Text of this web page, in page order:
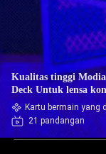
Kualitas tinggi
Deck Untuk lensa
Kartu bermain yang
21 pandangan